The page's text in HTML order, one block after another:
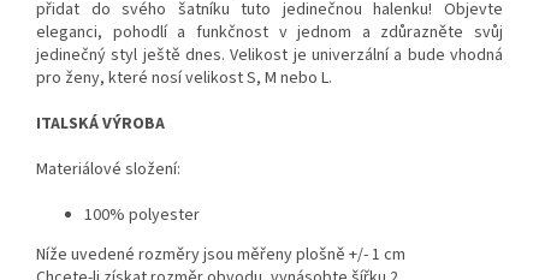
přidat do svého šatníku tuto jedinečnou halenku! Objevte
eleganci, pohodlí a funkčnost v jednom a zdůrazněte svůj
jedinečný styl ještě dnes. Velikost je univerzální a bude vhodná
pro ženy, které nosí velikost S, M nebo L.
ITALSKÁ VÝROBA
Materiálové složení:
100% polyester
Níže uvedené rozměry jsou měřeny plošně +/- 1 cm